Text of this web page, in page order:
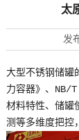
太
发
大型不锈钢储罐
力容器》、NB/
材料特性、储罐
测等多维度把控